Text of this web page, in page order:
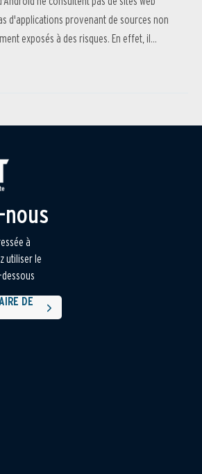
d'applications provenant de sources non
exposés à des risques. En effet, il...
à
utiliser le
DE